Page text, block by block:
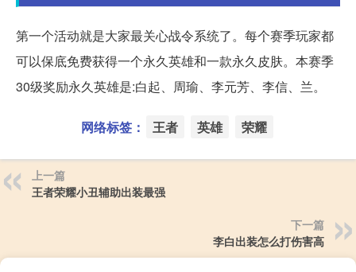
第一个活动就是大家最关心战令系统了。每个赛季玩家都
可以保底免费获得一个永久英雄和一款永久皮肤。本赛季
30级奖励永久英雄是:白起、周瑜、李元芳、李信、兰。
网络标签： 王者 英雄 荣耀
上一篇
王者荣耀小丑辅助出装最强
下一篇
李白出装怎么打伤害高